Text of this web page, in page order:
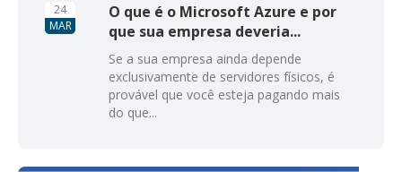
24
MAR
O que é o Microsoft Azure e por
que sua empresa deveria...
Se a sua empresa ainda depende
exclusivamente de servidores físicos, é
provável que você esteja pagando mais
do que...